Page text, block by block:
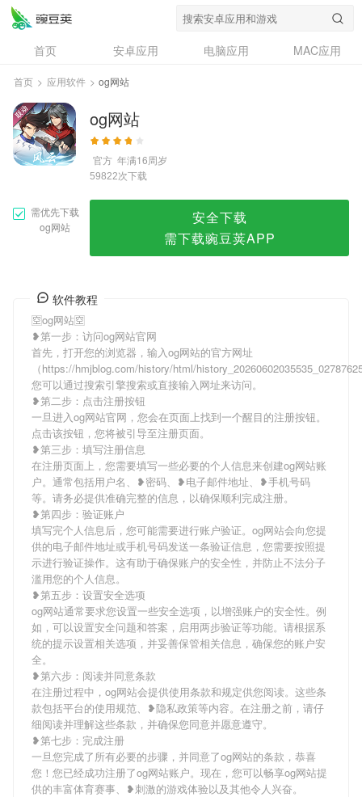
首页 安卓应用 电脑应用
MAC应用
资讯
专题
问答
首页 > 应用软件 > og网站
og网站
官方 年满16周岁
59822次下载
需优先下载
og网站
安全下载
需下载豌豆荚APP
软件教程
🈳og网站🈳
❥第一步：访问og网站官网
首先，打开您的浏览器，输入og网站的官方网址
（https://hmjblog.com/history/html/
您可以通过搜索引擎搜索或直接输入网址来访问。
❥第二步：点击注册按钮
一旦进入og网站官网，您会在页面上找到一个醒目的注册按钮。
点击该按钮，您将被引导至注册页面。
❥第三步：填写注册信息
在注册页面上，您需要填写一些必要的个人信息来创建og网站账
户。通常包括用户名、❥密码、❥电子邮件地址、❥手机号码
等。请务必提供准确完整的信息，以确保顺利完成注册。
❥第四步：验证账户
填写完个人信息后，您可能需要进行账户验证。og网站会向您提
供的电子邮件地址或手机号码发送一条验证信息，您需要按照提
示进行验证操作。这有助于确保账户的安全性，并防止不法分子
滥用您的个人信息。
❥第五步：设置安全选项
og网站通常要求您设置一些安全选项，以增强账户的安全性。例
如，可以设置安全问题和答案，启用两步验证等功能。请根据系
统的提示设置相关选项，并妥善保管相关信息，确保您的账户安
全。
❥第六步：阅读并同意条款
在注册过程中，og网站会提供使用条款和规定供您阅读。这些条
款包括平台的使用规范、❥隐私政策等内容。在注册之前，请仔
细阅读并理解这些条款，并确保您同意并愿意遵守。
❥第七步：完成注册
一旦您完成了所有必要的步骤，并同意了og网站的条款，恭喜
您！您已经成功注册了og网站账户。现在，您可以畅享og网站提
供的丰富体育赛事、❥刺激的游戏体验以及其他令人兴奋。